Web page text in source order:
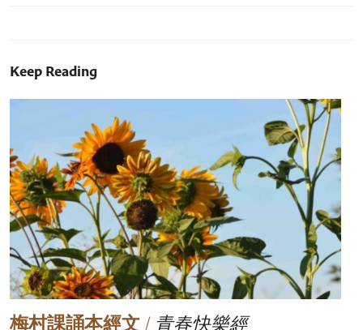
Keep Reading
梅村課誦本經文 / 青春快樂經